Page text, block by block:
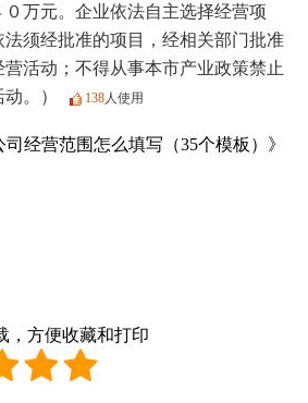
万元。企业依法自主选择经营项
法须经批准的项目，经相关部门批准
活动；不得从事本市产业政策禁止
。）
138 人使用
司经营范围怎么填写（35个模板）》
，方便收藏和打印